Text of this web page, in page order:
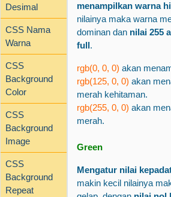
Desimal
CSS Nama
Warna
CSS
Background
Color
CSS
Background
Image
CSS
Background
Repeat
menampilkan warna
nilainya maka warna
dominan dan nilai 255
full.
rgb(0, 0, 0) akan
rgb(125, 0, 0) akan
merah kehitaman.
rgb(255, 0, 0) akan
merah.
Green
Mengatur nilai
makin kecil nilainya